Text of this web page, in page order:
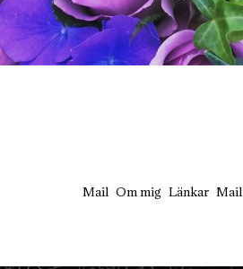
Mail Om mig Länkar Mail